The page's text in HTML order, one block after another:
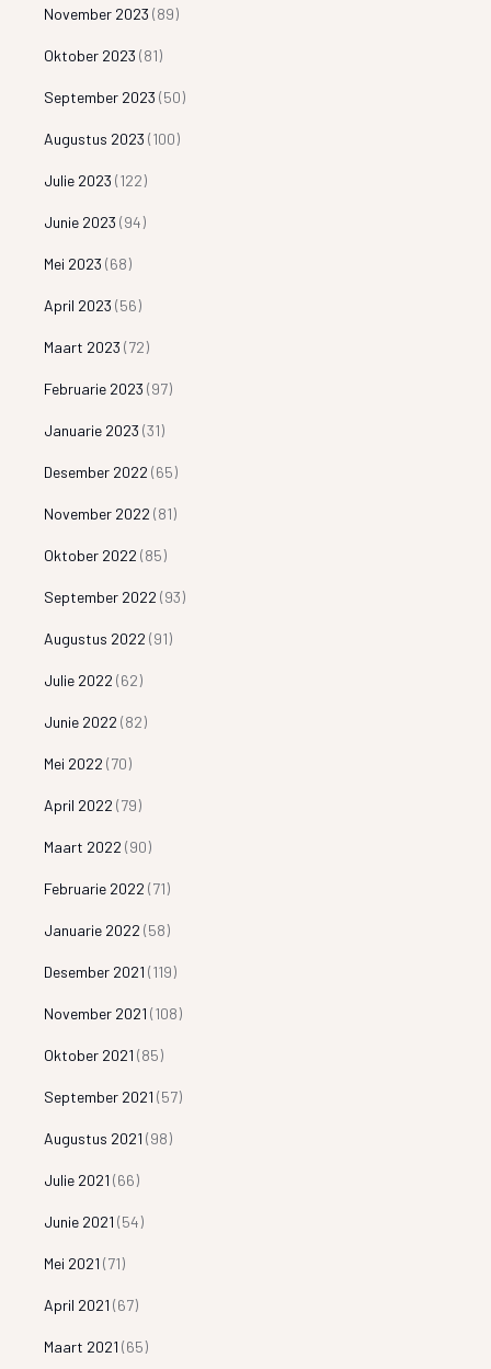
November 2023 (89)
Oktober 2023 (81)
September 2023 (50)
Augustus 2023 (100)
Julie 2023 (122)
Junie 2023 (94)
Mei 2023 (68)
April 2023 (56)
Maart 2023 (72)
Februarie 2023 (97)
Januarie 2023 (31)
Desember 2022 (65)
November 2022 (81)
Oktober 2022 (85)
September 2022 (93)
Augustus 2022 (91)
Julie 2022 (62)
Junie 2022 (82)
Mei 2022 (70)
April 2022 (79)
Maart 2022 (90)
Februarie 2022 (71)
Januarie 2022 (58)
Desember 2021 (119)
November 2021 (108)
Oktober 2021 (85)
September 2021 (57)
Augustus 2021 (98)
Julie 2021 (66)
Junie 2021 (54)
Mei 2021 (71)
April 2021 (67)
Maart 2021 (65)